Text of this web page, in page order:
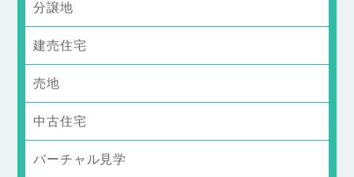
分譲地
建売住宅
売地
中古住宅
バーチャル見学